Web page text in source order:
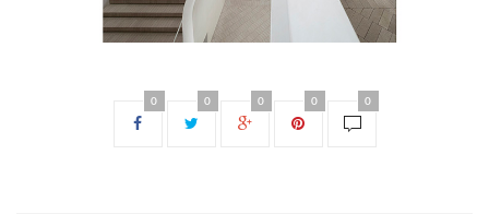
0 0 0 0 0